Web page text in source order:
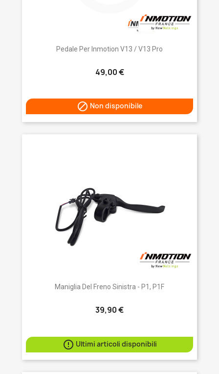
Pedale Per Inmotion V13 / V13 Pro
49,00 €
 Non disponibile
Maniglia Del Freno Sinistra - P1, P1F
39,90 €
 Ultimi articoli disponibili